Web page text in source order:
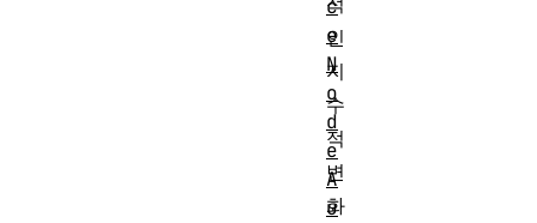
인
지
수
적
변
화
c
e
N
o
d
e
A
u